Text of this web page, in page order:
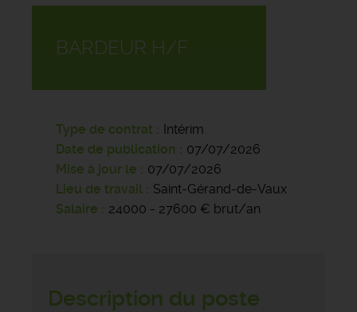
BARDEUR H/F
Type de contrat
Intérim
Date de publication
07/07/2026
Mise à jour le
07/07/2026
Lieu de travail
Saint-Gérand-de-Vaux
Salaire
24000 - 27600 € brut/an
Description du poste